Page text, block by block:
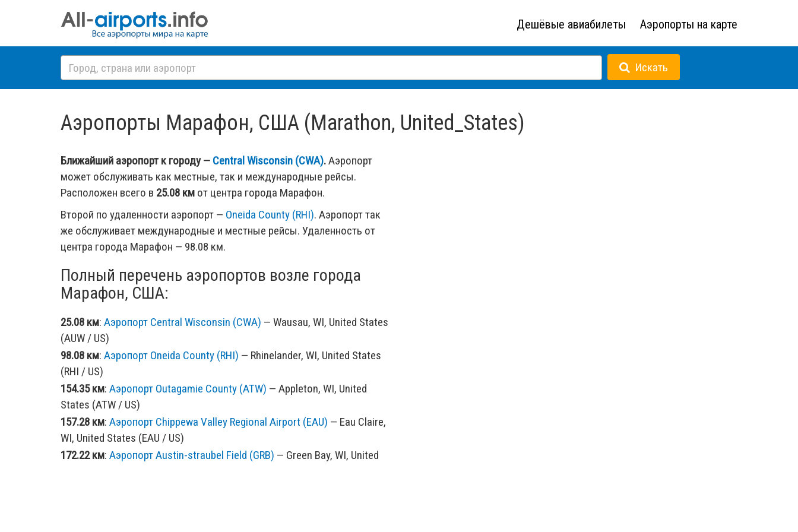
Дешёвые авиабилеты Аэропорты на карте
Искать
Аэропорты Марафон, США (Marathon, United_States)
Ближайший аэропорт к городу — Central Wisconsin (CWA).Аэропорт
может обслуживать как местные, так и международные рейсы.
Расположен всего в 25.08 км от центра города Марафон.
Второй по удаленности аэропорт — Oneida County (RHI). Аэропорт так
же обслуживает международные и местные рейсы. Удаленность от
центра города Марафон — 98.08 км.
Полный перечень аэропортов возле города
Марафон, США:
25.08 км: Аэропорт Central Wisconsin (CWA) — Wausau, WI, United States
(AUW / US)
98.08 км: Аэропорт Oneida County (RHI) — Rhinelander, WI, United States
(RHI / US)
154.35 км: Аэропорт Outagamie County (ATW) — Appleton, WI, United
States (ATW / US)
157.28 км: Аэропорт Chippewa Valley Regional Airport (EAU) — Eau Claire,
WI, United States (EAU / US)
172.22 км: Аэропорт Austin-straubel Field (GRB) — Green Bay, WI, United